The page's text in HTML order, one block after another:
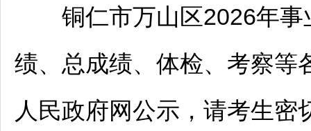
铜仁市万山区2026年事
绩、总成绩、体检、考察等
人民政府网公示，请考生